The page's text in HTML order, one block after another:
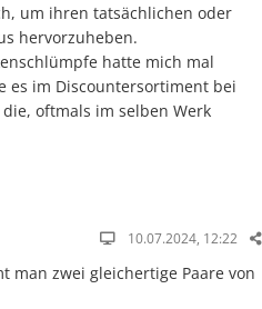
um ihren tatsächlichen oder
hervorzuheben.
hatte mich mal
es im Discountersortiment bei
oftmals im selben Werk
10.07.2024, 12:22
man zwei gleichertige Paare von